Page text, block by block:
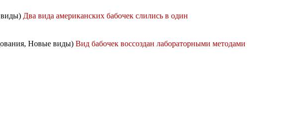
Два вида американских бабочек слились в один
Новые виды) Вид бабочек воссоздан лабораторными методами